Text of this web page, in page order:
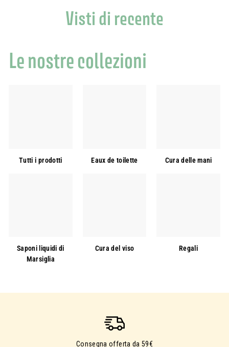
Visti di recente
Le nostre collezioni
Tutti i prodotti Eaux de toilette Cura delle mani
Saponi liquidi di
Marsiglia
Cura del viso Regali
Consegna offerta da 59€